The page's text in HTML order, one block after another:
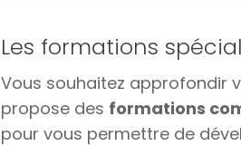
Les formations
Vous souhaitez approfondir
propose des formations
pour vous permettre de